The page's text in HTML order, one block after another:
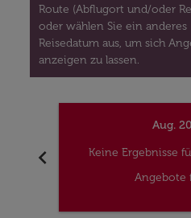
Route (Abflugort und/oder
oder wählen Sie ein anderes
Reisedatum aus, um sich
anzeigen zu lassen.
chevron_left
Aug.
Keine Ergebnisse
Angebote